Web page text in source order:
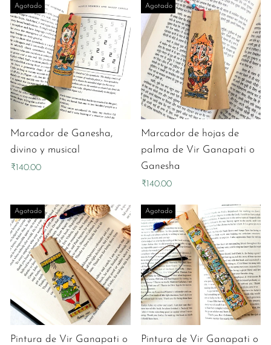
Agotado
Marcador de Ganesha,
divino y musical
₹140.00
Agotado
Marcador de hojas de
palma de Vir Ganapati o
Ganesha
₹140.00
Agotado
Pintura de Vir Ganapati o
Agotado
Pintura de Vir Ganapati o